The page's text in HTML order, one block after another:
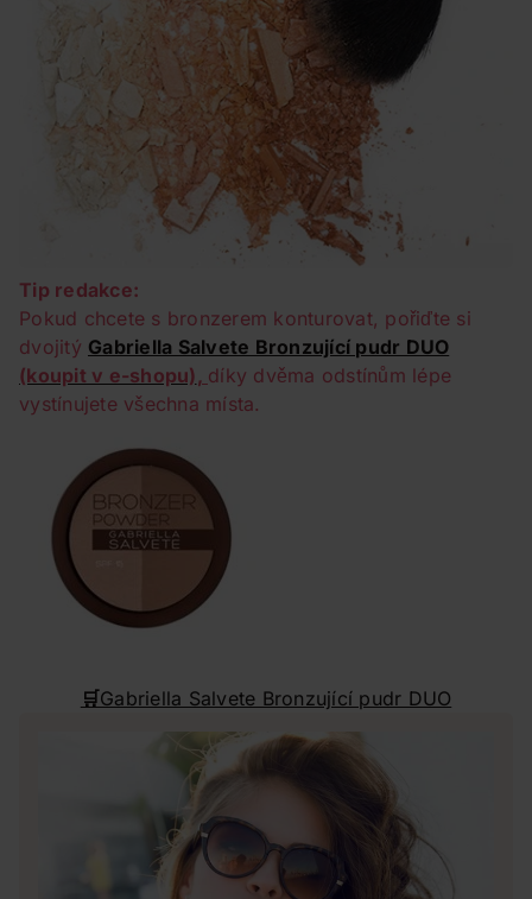
Tip redakce:
Pokud chcete s bronzerem konturovat, pořiďte si
dvojitý Gabriella Salvete Bronzující pudr DUO
(koupit v e-shopu), díky dvěma odstínům lépe
vystínujete všechna místa.
🛒Gabriella Salvete Bronzující pudr DUO